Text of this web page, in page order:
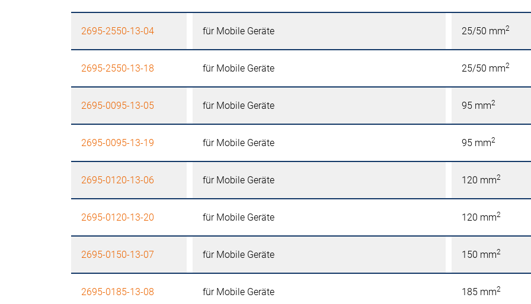
2695-2550-13-04 für Mobile Geräte 25/50 mm2
2695-2550-13-18 für Mobile Geräte 25/50 mm2
2695-0095-13-05 für Mobile Geräte 95 mm2
2695-0095-13-19 für Mobile Geräte 95 mm2
2695-0120-13-06 für Mobile Geräte 120 mm2
2695-0120-13-20 für Mobile Geräte 120 mm2
2695-0150-13-07 für Mobile Geräte 150 mm2
2695-0185-13-08 für Mobile Geräte 185 mm2